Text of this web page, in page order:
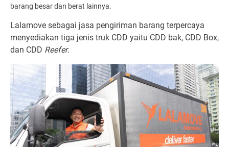
barang besar dan berat lainnya.
Lalamove sebagai jasa pengiriman barang terpercaya
menyediakan tiga jenis truk CDD yaitu CDD bak, CDD Box,
dan CDD Reefer.